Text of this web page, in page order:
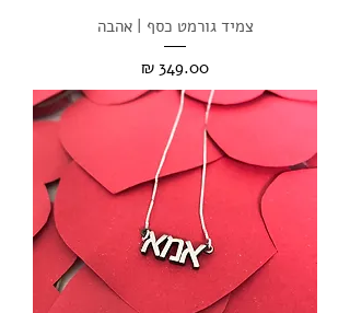
צמיד גורמט כסף | אהבה
מחיר